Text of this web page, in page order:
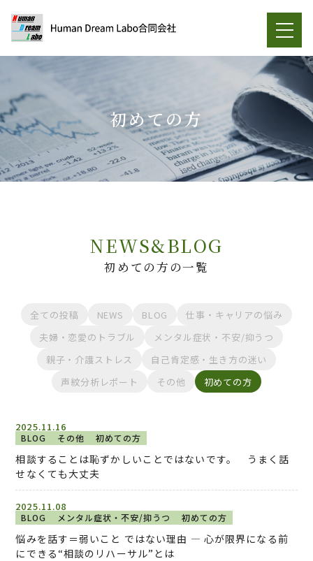
初めての方
NEWS&BLOG
初めての方の一覧
全ての投稿 NEWS BLOG
仕事・キャリアの悩み
夫婦・恋愛のトラブル
メンタル症状・不安/抑うつ
親子・介護ストレス
自己肯定感・生き方の迷い
声紋分析レポート
その他 初めての方
2025.11.16
BLOG その他 初めての方
相談することは恥ずかしいことではないです。 うまく話
せなくても大丈夫
2025.11.08
BLOG メンタル症状・不安/抑うつ 初めての方
悩みを話す＝弱いこと ではない理由 ― 心が限界になる前
にできる“相談のリハーサル”とは